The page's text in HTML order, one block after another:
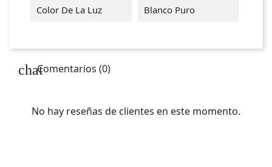
Color De La Luz Blanco Puro
Comentarios (0)
No hay reseñas de clientes en este momento.